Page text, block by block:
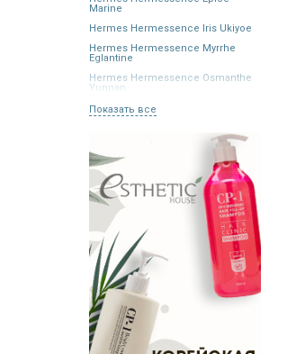
Marine
Hermes Hermessence Iris Ukiyoe
Hermes Hermessence Myrrhe
Eglantine
Hermes Hermessence Osmanthe
Yunnan
Показать все